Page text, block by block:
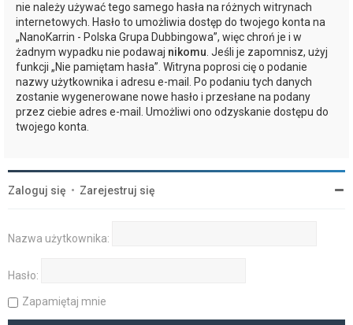
nie należy używać tego samego hasła na różnych witrynach
internetowych. Hasło to umożliwia dostęp do twojego konta na
„NanoKarrin - Polska Grupa Dubbingowa”, więc chroń je i w
żadnym wypadku nie podawaj nikomu. Jeśli je zapomnisz, użyj
funkcji „Nie pamiętam hasła”. Witryna poprosi cię o podanie
nazwy użytkownika i adresu e-mail. Po podaniu tych danych
zostanie wygenerowane nowe hasło i przesłane na podany
przez ciebie adres e-mail. Umożliwi ono odzyskanie dostępu do
twojego konta.
Zaloguj się • Zarejestruj się
Nazwa użytkownika:
Hasło:
Zapamiętaj mnie